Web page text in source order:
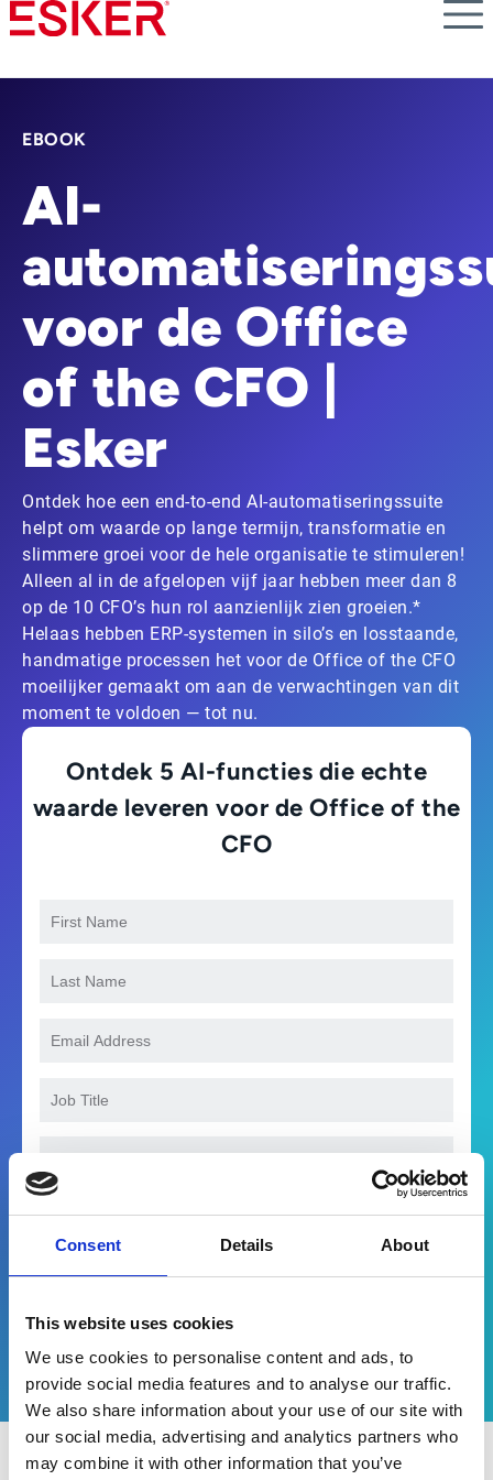
Consent Details About
This website uses cookies
We use cookies to personalise content and ads, to
provide social media features and to analyse our traffic.
We also share information about your use of our site with
our social media, advertising and analytics partners who
may combine it with other information that you’ve
Skip
to
content
EBOOK
AI-
voor de Office
of the CFO |
Esker
Ontdek hoe een end-to-end AI-automatiseringssuite
helpt om waarde op lange termijn, transformatie en
slimmere groei voor de hele organisatie te stimuleren!
Alleen al in de afgelopen vijf jaar hebben meer dan 8
op de 10 CFO’s hun rol aanzienlijk zien groeien.*
Helaas hebben ERP-systemen in silo’s en losstaande,
handmatige processen het voor de Office of the CFO
moeilijker gemaakt om aan de verwachtingen van dit
moment te voldoen — tot nu.
Ontdek 5 AI-functies die echte
waarde leveren voor de Office of the
CFO